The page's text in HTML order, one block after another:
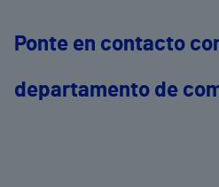
Ponte en contacto
departamento de